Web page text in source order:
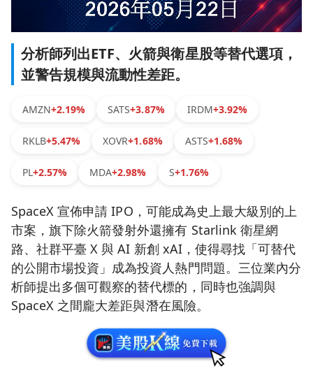
分析師列出ETF、火箭與衛星股等替代選項，
並警告規模與流動性差距。
AMZN+2.19% SATS+3.87% IRDM+3.92%
RKLB+5.47% XOVR+1.68% ASTS+1.68%
PL+2.57% MDA+2.98% S+1.76%
SpaceX 宣佈申請 IPO，可能成為史上最大級別的上
市案，旗下除火箭發射外還擁有 Starlink 衛星網
路、社群平臺 X 與 AI 新創 xAI，使得尋找「可替代
的公開市場投資」成為投資人熱門問題。三位業內分
析師提出多個可觀察的替代標的，同時也強調與
SpaceX 之間龐大差距與潛在風險。